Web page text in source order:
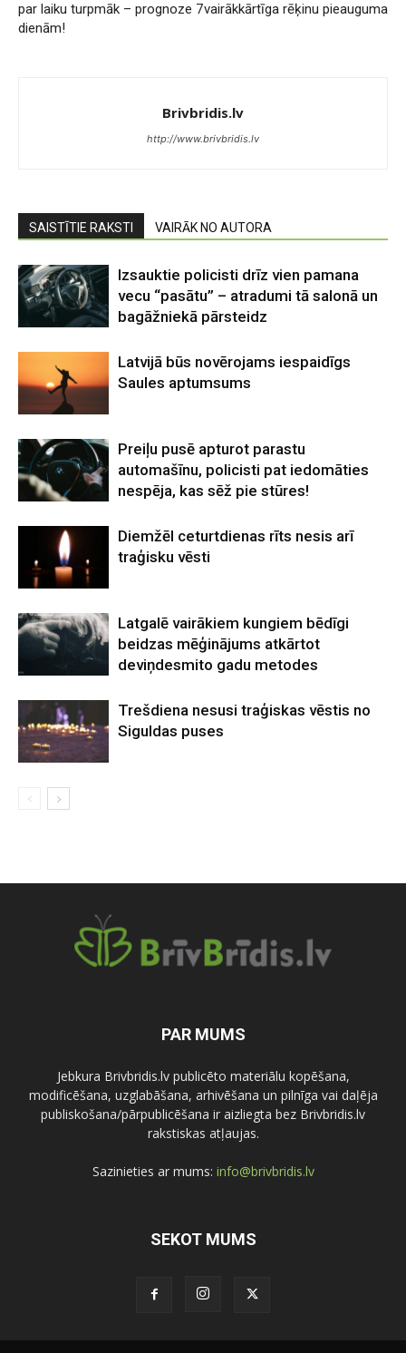
par laiku turpmāk – prognoze 7
dienām!
vairākkārtīga rēķinu pieauguma
Brivbridis.lv
http://www.brivbridis.lv
SAISTĪTIE RAKSTI VAIRĀK NO AUTORA
Izsauktie policisti drīz vien pamana
vecu “pasātu” – atradumi tā salonā un
bagāžniekā pārsteidz
Latvijā būs novērojams iespaidīgs
Saules aptumsums
Preiļu pusē apturot parastu
automašīnu, policisti pat iedomāties
nespēja, kas sēž pie stūres!
Diemžēl ceturtdienas rīts nesis arī
traģisku vēsti
Latgalē vairākiem kungiem bēdīgi
beidzas mēģinājums atkārtot
deviņdesmito gadu metodes
Trešdiena nesusi traģiskas vēstis no
Siguldas puses
PAR MUMS
Jebkura Brivbridis.lv publicēto materiālu kopēšana,
modificēšana, uzglabāšana, arhivēšana un pilnīga vai daļēja
publiskošana/pārpublicēšana ir aizliegta bez Brivbridis.lv
rakstiskas atļaujas.
Sazinieties ar mums: info@brivbridis.lv
SEKOT MUMS